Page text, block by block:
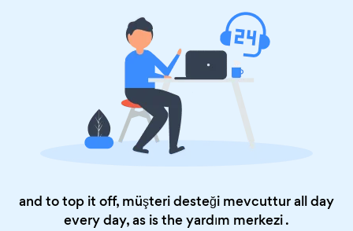
and to top it off, müşteri desteği mevcuttur all day
every day, as is theyardım merkezi.